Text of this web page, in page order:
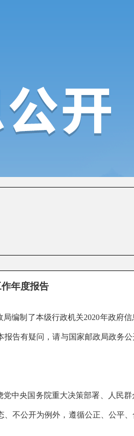
年度报告
编制了本级行政机关2020年政府信
报告有疑问，请与国家邮政局政务
中央国务院重大决策部署、人民
不公开为例外，遵循公正、公平、